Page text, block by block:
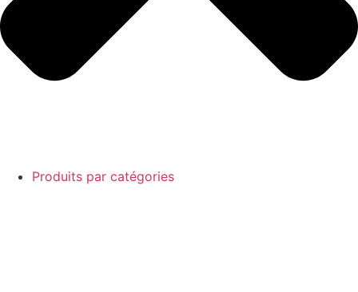
Produits par catégories